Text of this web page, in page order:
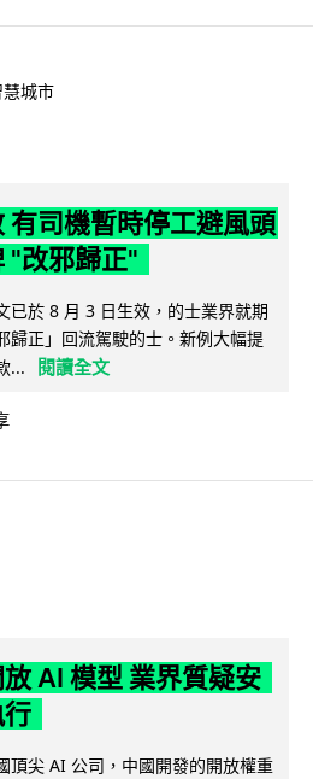
城市
有司機暫時停工避風頭
"改邪歸正"
已於 8 月 3 日生效，的士業界就期
歸正」回流駕駛的士。新例大幅提
...
閱讀全文
AI 模型 業界質疑安
頂尖 AI 公司，中國開發的開放權重